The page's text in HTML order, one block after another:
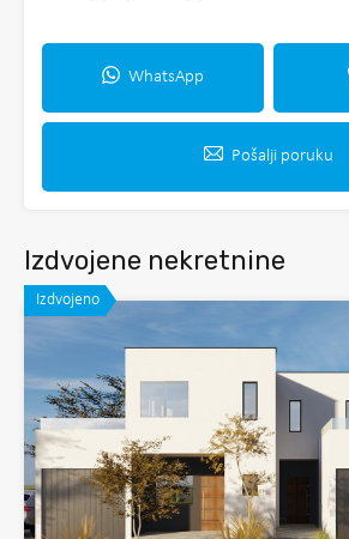
WhatsApp
Pošalji poruku
Izdvojene nekretnine
Izdvojeno